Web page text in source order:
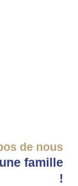
de nous
famille
!